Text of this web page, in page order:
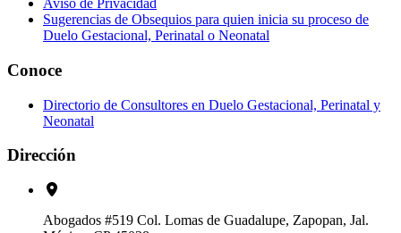
Aviso de Privacidad
Sugerencias de Obsequios para quien inicia su proceso de
Duelo Gestacional, Perinatal o Neonatal
Conoce
Directorio de Consultores en Duelo Gestacional, Perinatal y
Neonatal
Dirección
Abogados #519 Col. Lomas de Guadalupe, Zapopan, Jal.